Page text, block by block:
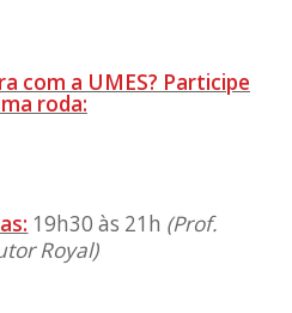
com a UMES? Participe
roda:
19h30 às 21h (Prof.
Royal)